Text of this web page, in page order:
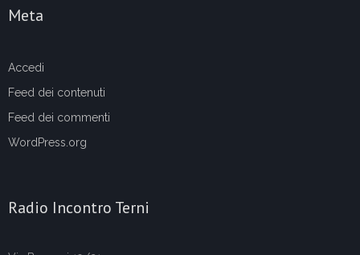
Meta
Accedi
Feed dei contenuti
Feed dei commenti
WordPress.org
Radio Incontro Terni